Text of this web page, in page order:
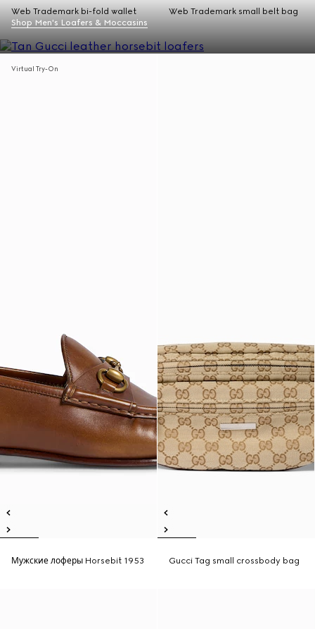
Web Trademark bi-fold wallet
Web Trademark small belt bag
Shop Men's Loafers & Moccasins
Virtual Try-On
Мужские лоферы Horsebit 1953 Gucci Tag small crossbody bag